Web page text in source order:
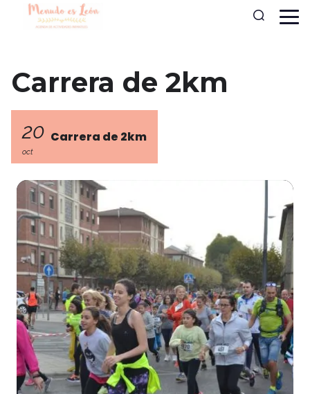
Carrera de 2km
20
oct
Carrera de 2km